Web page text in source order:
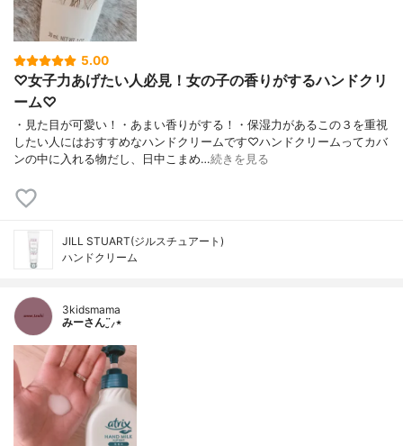
5.00
♡女子力あげたい人必見！女の子の香りがするハンドクリ
ーム♡
・見た目が可愛い！・あまい香りがする！・保湿力があるこの３を重視
したい人にはおすすめなハンドクリームです♡ハンドクリームってカバ
ンの中に入れる物だし、日中こまめ…続きを見る
JILL STUART(ジルスチュアート)
ハンドクリーム
3kidsmama
みーさん¨̮⸝⋆